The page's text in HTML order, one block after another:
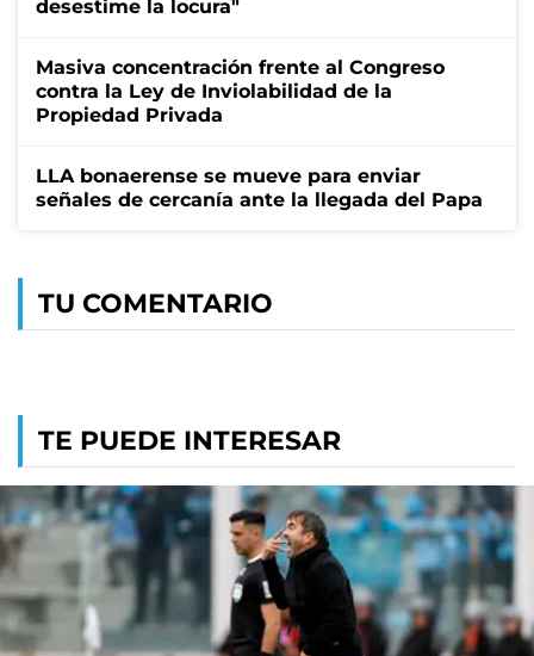
desestime la locura"
Masiva concentración frente al Congreso
contra la Ley de Inviolabilidad de la
Propiedad Privada
LLA bonaerense se mueve para enviar
señales de cercanía ante la llegada del Papa
TU COMENTARIO
TE PUEDE INTERESAR